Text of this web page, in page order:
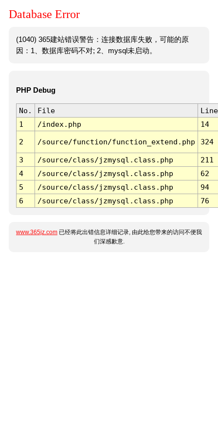
Database Error
(1040) 365建站错误警告：连接数据库失败，可能的原
因：1、数据库密码不对; 2、mysql未启动。
PHP Debug
No. File
Line
1
/index.php 14
2 /source/function/function_extend.php 324
3 /source/class/jzmysql.class.php
211
4
/source/class/jzmysql.class.php
62
5
/source/class/jzmysql.class.php
94
6
/source/class/jzmysql.class.php 76
www.365jz.com 已经将此出错信息详细记录, 由此给您带来的访问不便我
们深感歉意.